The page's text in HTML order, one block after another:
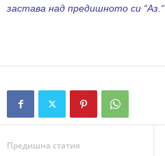
застава над предишното си “Аз.“
Предишна статия